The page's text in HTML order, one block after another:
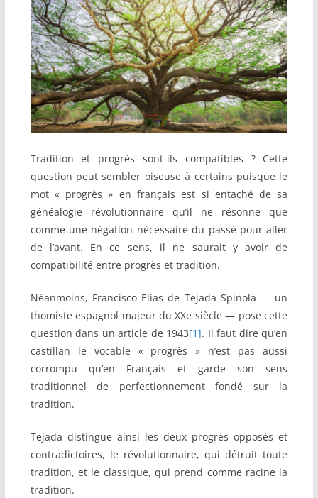
Tradition et progrès sont-ils compatibles ? Cette
question peut sembler oiseuse à certains puisque le
mot « progrès » en français est si entaché de sa
généalogie révolutionnaire qu’il ne résonne que
comme une négation nécessaire du passé pour aller
de l’avant. En ce sens, il ne saurait y avoir de
compatibilité entre progrès et tradition.
Néanmoins, Francisco Elias de Tejada Spinola — un
thomiste espagnol majeur du XXe siècle — pose cette
question dans un article de 1943[1]. Il faut dire qu’en
castillan le vocable « progrès » n’est pas aussi
corrompu qu’en Français et garde son sens
traditionnel de perfectionnement fondé sur la
tradition.
Tejada distingue ainsi les deux progrès opposés et
contradictoires, le révolutionnaire, qui détruit toute
tradition, et le classique, qui prend comme racine la
tradition.